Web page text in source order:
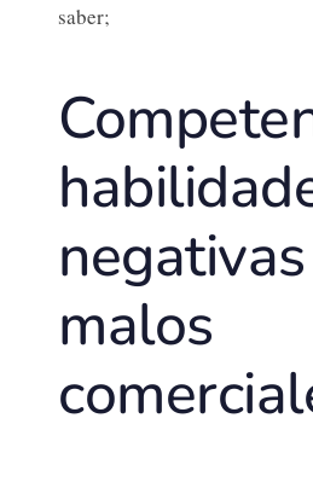
saber;
malos